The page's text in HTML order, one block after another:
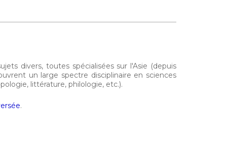
divers, toutes spécialisées sur l'Asie (depuis
un large spectre disciplinaire en sciences
littérature, philologie, etc.).
.